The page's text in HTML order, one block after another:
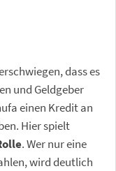
dass es
und Geldgeber
einen Kredit an
Hier spielt
. Wer nur eine
wird deutlich